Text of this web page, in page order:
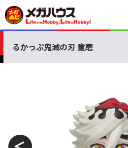
るかっぷ鬼滅の刃 童磨